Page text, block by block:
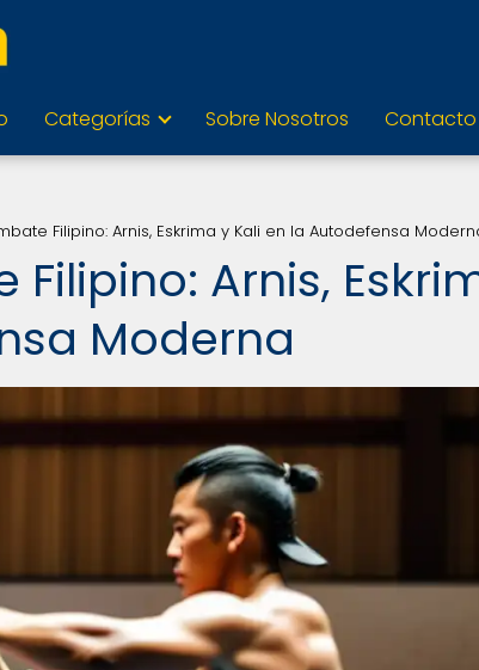
Categorías Sobre Nosotros Contacto
Filipino: Arnis, Eskrima y Kali en la Autodefensa
Arnis,
Moderna